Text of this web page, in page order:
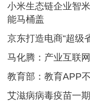
小米生态链企业智
能马桶盖
京东打造电商“超级
马化腾：产业互联
教育部：教育APP
艾滋病病毒疫苗一